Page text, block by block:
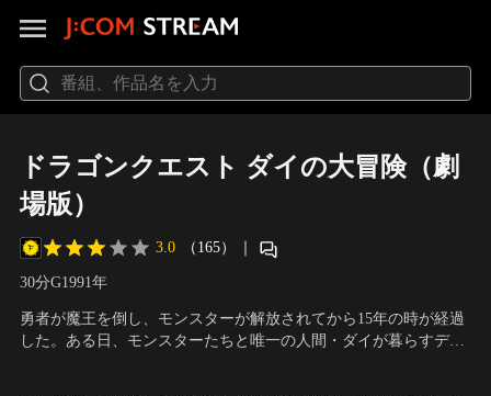
ドラゴンクエスト ダイの大冒険（劇
場版）
3.0 （165） ｜
30分G1991年
勇者が魔王を倒し、モンスターが解放されてから15年の時が経過
した。ある日、モンスターたちと唯一の人間・ダイが暮らすデル